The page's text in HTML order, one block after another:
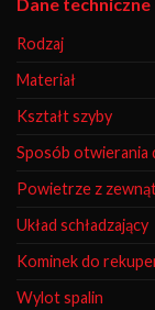
Rodzaj
Materiał
Kształt szyby
Sposób otwierania
Powietrze z
Układ schładzający
Kominek do
Wylot spalin